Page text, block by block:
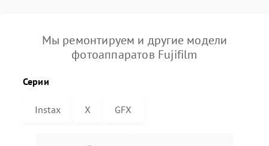
Мы ремонтируем и другие модели
фотоаппаратов Fujifilm
Серии
Instax X GFX